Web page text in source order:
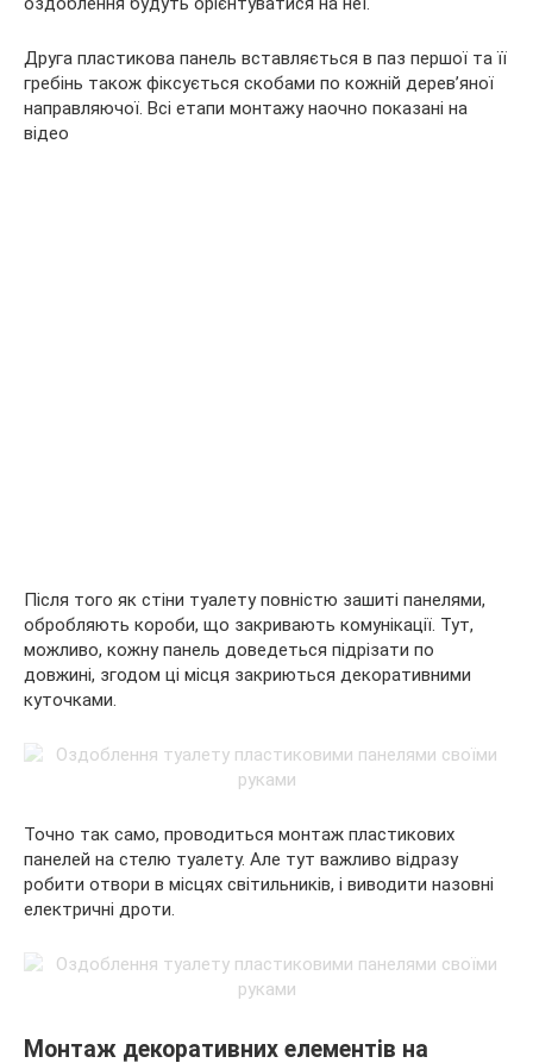
Друга пластикова панель вставляється в паз першої та її
гребінь також фіксується скобами по кожній дерев’яної
направляючої. Всі етапи монтажу наочно показані на
відео
Після того як стіни туалету повністю зашиті панелями,
обробляють короби, що закривають комунікації. Тут,
можливо, кожну панель доведеться підрізати по
довжині, згодом ці місця закриються декоративними
куточками.
Точно так само, проводиться монтаж пластикових
панелей на стелю туалету. Але тут важливо відразу
робити отвори в місцях світильників, і виводити назовні
електричні дроти.
Монтаж декоративних елементів на